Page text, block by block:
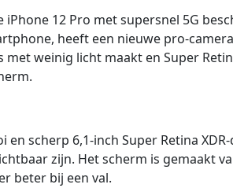
12 Pro met supersnel 5G
heeft een nieuwe pro-
weinig licht maakt en Super
scherp 6,1-inch Super Retina XDR-
zijn. Het scherm is gemaakt
beter bij een val.